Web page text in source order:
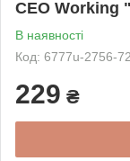
CEO Working
В наявності
Код: 6777u-2756-
229 ₴